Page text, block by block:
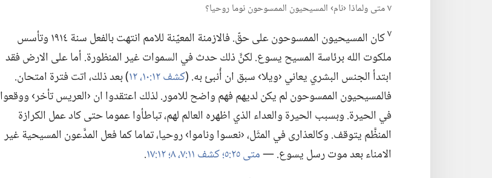
٧ متى ولماذا ‹نام› المسيحيون الممسوحون نوما روحيا؟‏
٧
كان المسيحيون الممسوحون على حقّ.‏ فالازمنة المعيّنة للامم انتهت بالفعل سنة ١٩١٤ وتأسس
ملكوت الله برئاسة المسيح يسوع.‏ لكنَّ ذلك حدث في السموات غير المنظورة.‏ أما على الارض فقد
ابتدأ الجنس البشري يعاني ‹ويلا› سبق ان أُنبئ به.‏ (‏كشف ١٢:‏١٠،‏
‏)‏ بعد ذلك،‏ اتت فترة امتحان.‏
فالمسيحيون الممسوحون لم يكن لديهم فهم واضح للامور.‏ لذلك اعتقدوا ان ‹العريس تأخر› ووقعوا
في الحيرة.‏ وبسبب الحيرة والعداء الذي اظهره العالم لهم،‏ تباطأوا عموما حتى كاد عمل الكرازة
المنظَّم يتوقف.‏ وكالعذارى في المثَل،‏ ‹نعسوا وناموا› روحيا،‏ تماما كما فعل المدَّعون المسيحية غير
الامناء بعد موت رسل يسوع.‏ —‏متى ٢٥:‏٥؛‏ كشف ١١:‏٧،‏ ٨؛‏ ‏.‏